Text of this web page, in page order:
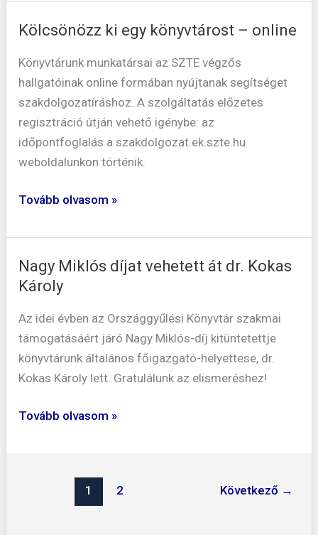
Kölcsönözz ki egy könyvtárost – online
Könyvtárunk munkatársai az SZTE végzős
hallgatóinak online formában nyújtanak segítséget
szakdolgozatíráshoz. A szolgáltatás előzetes
regisztráció útján vehető igénybe: az
időpontfoglalás a szakdolgozat.ek.szte.hu
weboldalunkon történik.
Kölcsönözz
egy
könyvtárost
–
online
Tovább olvasom »
Nagy Miklós díjat vehetett át dr. Kokas
Károly
Az idei évben az Országgyűlési Könyvtár szakmai
támogatásáért járó Nagy Miklós-díj kitüntetettje
könyvtárunk általános főigazgató-helyettese, dr.
Kokas Károly lett. Gratulálunk az elismeréshez!
Nagy
Miklós
vehetett
át
dr.
Kokas
Tovább olvasom »
1 2 Következő →